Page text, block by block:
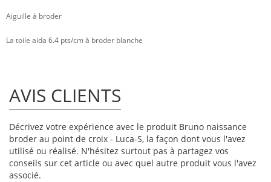
Aiguille à broder
La toile aida 6.4 pts/cm à broder blanche
AVIS CLIENTS
Décrivez votre expérience avec le produit Bruno naissance
broder au point de croix - Luca-S, la façon dont vous l'avez
utilisé ou réalisé. N'hésitez surtout pas à partagez vos
conseils sur cet article ou avec quel autre produit vous l'avez
associé.